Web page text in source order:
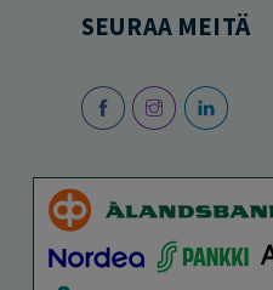
SEURAA MEITÄ